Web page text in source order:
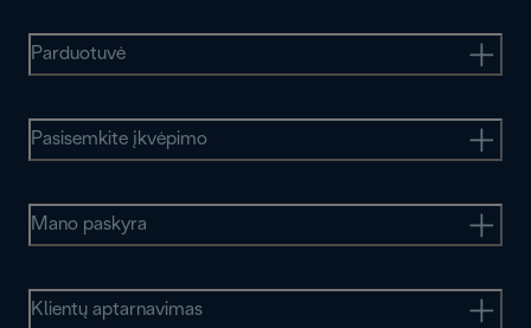
Parduotuvė
Pasisemkite įkvėpimo
Mano paskyra
Klientų aptarnavimas